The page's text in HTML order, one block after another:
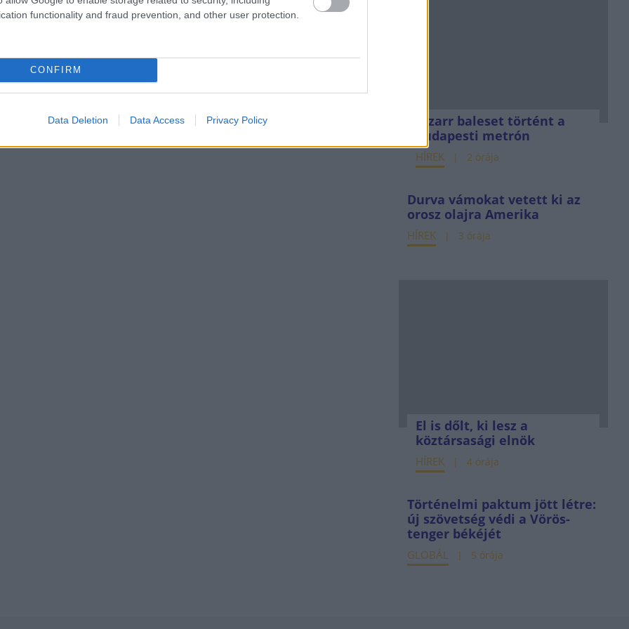
functionality and fraud prevention, and other user protection.
CONFIRM
Data Deletion Data Access Privacy Policy
Bizarr baleset történt a
budapesti metrón
HÍREK 2 órája
Durva vámokat vetett ki az
orosz olajra Amerika
HÍREK 3 órája
El is dőlt, ki lesz a
köztársasági elnök
HÍREK 4 órája
Történelmi paktum jött létre:
új szövetség védi a Vörös-
tenger békéjét
GLOBÁL 5 órája